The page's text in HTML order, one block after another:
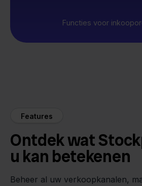
Functies voor
Features
Ontdek wat
u kan betekenen
Beheer al uw verkoopkanalen,